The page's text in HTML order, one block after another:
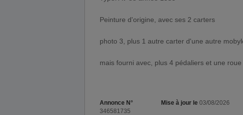
Peinture d'origine, avec ses 2 carters
photo 3, plus 1 autre carter d'une autre
mais fourni avec, plus 4 pédaliers et une roue
Annonce N°
346581735
Mise à jour le 03/08/2026